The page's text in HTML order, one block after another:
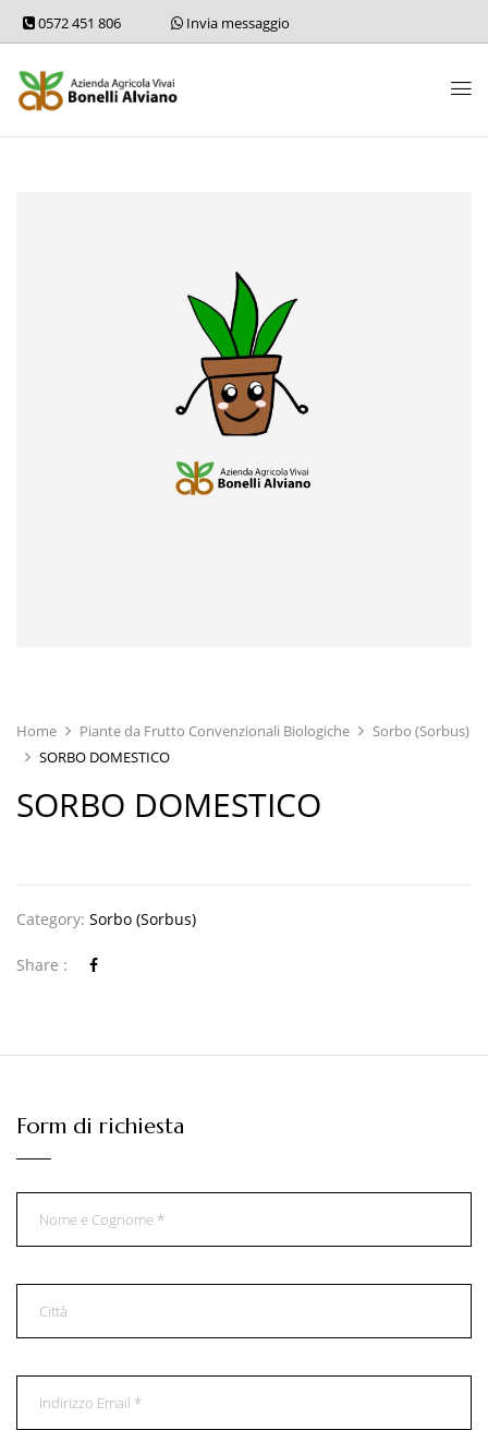
0572 451 806 Invia messaggio
Home Piante da Frutto Convenzionali Biologiche
Sorbo (Sorbus)
SORBO DOMESTICO
SORBO DOMESTICO
Category: Sorbo (Sorbus)
Share :
Form di richiesta